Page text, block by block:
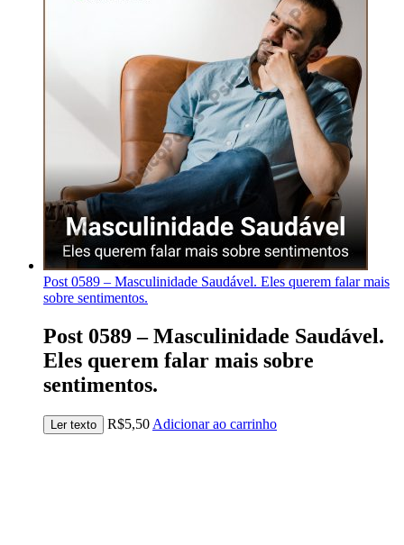
Post 0589 – Masculinidade Saudável. Eles querem falar mais
sobre sentimentos.
Post 0589 – Masculinidade Saudável.
Eles querem falar mais sobre
sentimentos.
Ler texto R$5,50 Adicionar ao carrinho